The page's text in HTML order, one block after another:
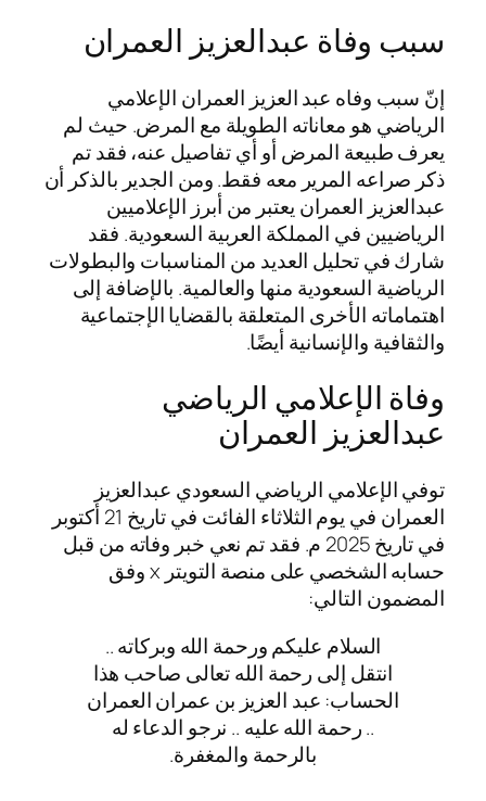
سبب وفاة عبدالعزيز العمران
إنّ سبب وفاه عبد العزيز العمران الإعلامي
الرياضي هو معاناته الطويلة مع المرض. حيث لم
يعرف طبيعة المرض أو أي تفاصيل عنه، فقد تم
ذكر صراعه المرير معه فقط. ومن الجدير بالذكر أن
عبدالعزيز العمران يعتبر من أبرز الإعلاميين
الرياضيين في المملكة العربية السعودية. فقد
شارك في تحليل العديد من المناسبات والبطولات
الرياضية السعودية منها والعالمية. بالإضافة إلى
اهتماماته الأخرى المتعلقة بالقضايا الإجتماعية
والثقافية والإنسانية أيضًا.
وفاة الإعلامي الرياضي
عبدالعزيز العمران
توفي الإعلامي الرياضي السعودي عبدالعزيز
العمران في يوم الثلاثاء الفائت في تاريخ 21 أكتوبر
في تاريخ 2025 م. فقد تم نعي خبر وفاته من قبل
حسابه الشخصي على منصة التويتر x وفق
المضمون التالي:
السلام عليكم ورحمة الله وبركاته ..
انتقل إلى رحمة الله تعالى صاحب هذا
الحساب: عبد العزيز بن عمران العمران
.. رحمة الله عليه .. نرجو الدعاء له
بالرحمة والمغفرة.